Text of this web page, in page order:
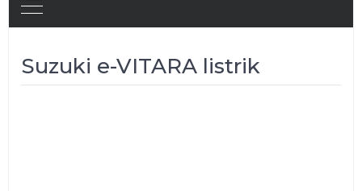
Suzuki e-VITARA listrik